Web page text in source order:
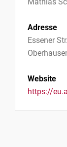
Adresse
Essener
Website
https://